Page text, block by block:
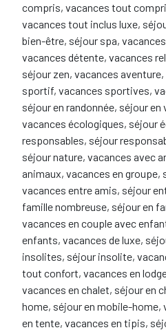
compris, vacances tout
vacances tout inclus luxe,
bien-être, séjour spa,
vacances détente, vacances
séjour zen, vacances
sportif, vacances sportives,
séjour en randonnée, séjour en
vacances écologiques, séjour
responsables, séjour
séjour nature, vacances avec
animaux, vacances en groupe,
vacances entre amis, séjour
famille nombreuse, séjour en
vacances en couple avec
enfants, vacances de luxe,
insolites, séjour insolite,
tout confort, vacances en
vacances en chalet, séjour en
home, séjour en mobile-home,
en tente, vacances en tipis,